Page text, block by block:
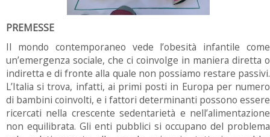
PREMESSE
Il mondo contemporaneo vede l’obesità infantile come
un’emergenza sociale, che ci coinvolge in maniera diretta o
indiretta e di fronte alla quale non possiamo restare passivi.
L’Italia si trova, infatti, ai primi posti in Europa per numero
di bambini coinvolti, e i fattori determinanti possono essere
ricercati nella crescente sedentarietà e nell’alimentazione
non equilibrata. Gli enti pubblici si occupano del problema